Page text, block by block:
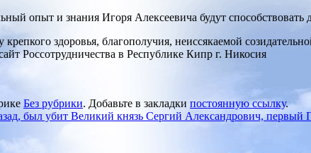
опыт и знания Игоря Алексеевича будут
здоровья, благополучия, неиссякаемой
Россотрудничества в Республике Кипр г. Никосия
Без рубрики. Добавьте в закладки постоянную ссылку.
был убит Великий князь Сергий Александрович,